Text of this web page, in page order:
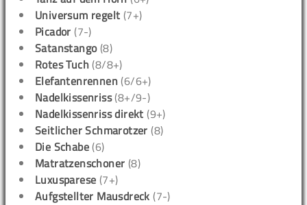
Universum regelt (7+)
Picador (7-)
Satanstango(8)
Rotes Tuch (8/8+)
Elefantenrennen (6/6+)
Nadelkissenriss(8+/9-)
Nadelkissenriss direkt (9+)
Seitlicher Schmarotzer (8)
Die Schabe (6)
Matratzenschoner (8)
Luxusparese (7+)
Aufgstellter Mausdreck (7-)